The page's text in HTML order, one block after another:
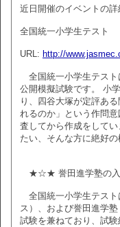
近日開催のイベントの詳
全国統一小学生テスト
URL: http://
全国統一小学生テスト
公開模擬試験です。 小
り、四谷大塚が定評あ
れるのか」という作問
査してから作成をして
たい、そんな方に絶好の
★☆★ 誉田進学塾の入
全国統一小学生テスト
ス）、および誉田進学
試験を兼ねており、試験